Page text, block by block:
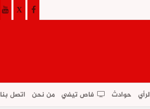
حوادث فاص تيفي من نحن اتصل بنا